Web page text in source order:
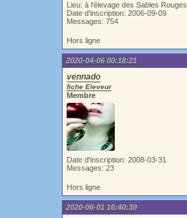
Lieu: à l'élevage des Sables Rouges
Date d'inscription: 2006-09-09
Messages: 754
Hors ligne
2020-04-06 00:18:21
vennado
fiche Eleveur
Membre
Date d'inscription: 2008-03-31
Messages: 23
Hors ligne
2020-06-01 16:40:39